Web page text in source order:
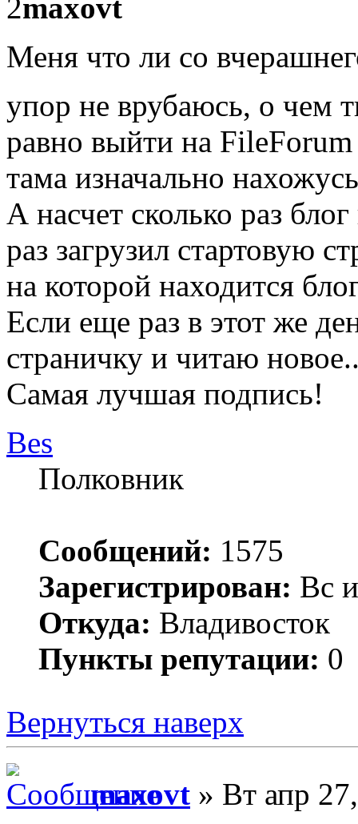
2maxovt
Меня что ли со
упор не врубаюсь, о чем
равно выйти на
тама изначально
А насчет сколько раз
раз загрузил стартовую
на которой находится
Если еще раз в этот же
страничку и читаю
Самая лучшая подпись!
Bes
Полковник
Сообщений: 1575
Зарегистрирован: Вс
Откуда: Владивосток
Пункты репутации: 0
Вернуться наверх
maxovt » Вт апр